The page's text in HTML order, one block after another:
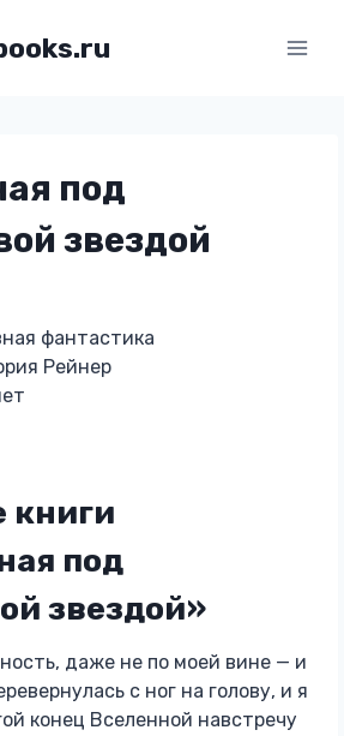
под
звездой
фантастика
Рейнер
книги
под
звездой»
даже не по моей вине — и
с ног на голову, и я
конец Вселенной навстречу